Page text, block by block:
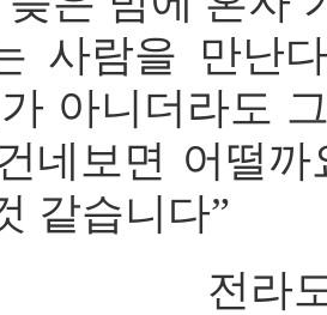
사람을 만난
아니더라도
네보면 어떨
같습니다”
전라